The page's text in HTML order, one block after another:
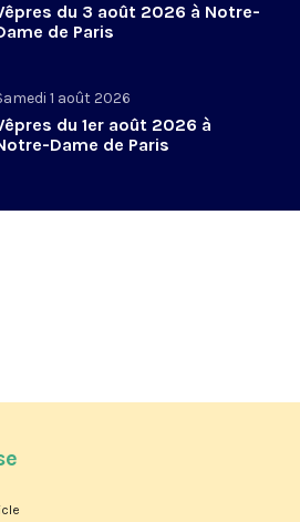
du 3 août 2026 à Notre-
de Paris
1 août 2026
du 1er août 2026 à
Dame de Paris